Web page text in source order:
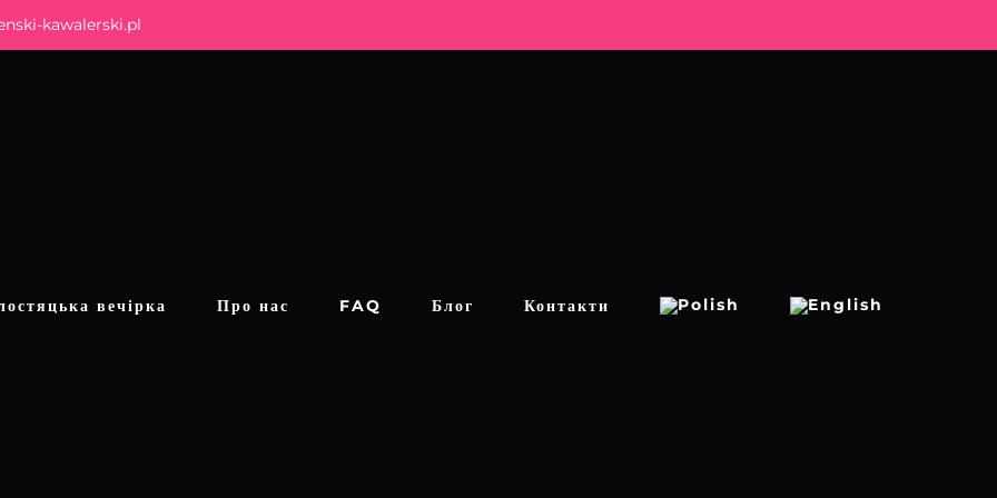
kawalerski.pl
вечірка Про нас FAQ Блог Контакти